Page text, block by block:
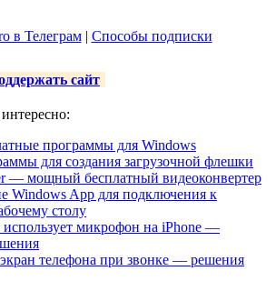
в Телеграм| Способы подписки
сайт
программы для Windows
для создания загрузочной флешки
— мощный бесплатный видеоконвертер
Windows App для подключения к
столу
использует микрофон на iPhone —
телефона при звонке — решения